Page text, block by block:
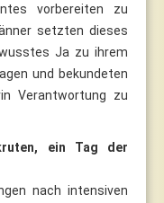
vorbereiten zu
setzten dieses
Ja zu ihrem
und bekundeten
Verantwortung zu
ein Tag der
nach intensiven